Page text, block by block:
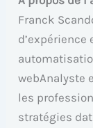
Franck
webAnalyste
les
stratégies